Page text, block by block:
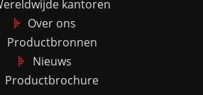
kantoren
Over ons
Productbronnen
Nieuws
Productbrochure